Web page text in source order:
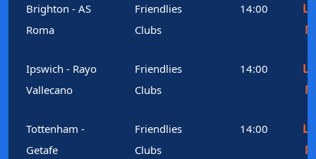
Brighton - AS
Roma
Friendlies
Clubs
14:00
Ipswich - Rayo
Vallecano
Friendlies
Clubs
14:00
Tottenham -
Getafe
Friendlies
Clubs
14:00